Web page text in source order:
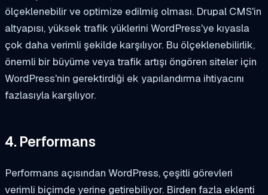
ölçeklenebilir ve optimize edilmiş olması. Drupal CMS'in
altyapısı, yüksek trafik yüklerini WordPress'ye kıyasla
çok daha verimli şekilde karşılıyor. Bu ölçeklenebilirlik,
önemli bir büyüme veya trafik artışı öngören siteler için
WordPress'nin gerektirdiği ek yapılandırma ihtiyacını
fazlasıyla karşılıyor.
4. Performans
Performans açısından WordPress, çeşitli görevleri
verimli biçimde yerine getirebiliyor. Birden fazla eklenti